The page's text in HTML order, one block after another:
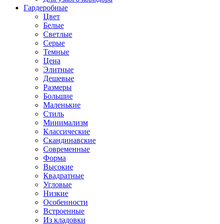
Гардеробные
Цвет
Белые
Светлые
Серые
Темные
Цена
Элитные
Дешевые
Размеры
Большие
Маленькие
Стиль
Минимализм
Классические
Скандинавские
Современные
Форма
Высокие
Квадратные
Угловые
Низкие
Особенности
Встроенные
Из кладовки